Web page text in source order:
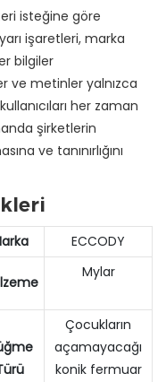
isteğine göre
işaretleri, marka
bilgiler
ve metinler yalnızca
her zaman
şirketlerin
ve tanınırlığını
ECCODY
Mylar
Çocukların
açamayacağı
konik fermuar